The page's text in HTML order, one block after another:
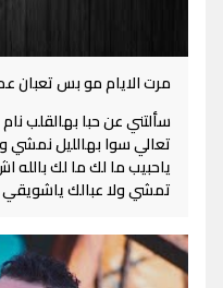
مرت الايام مو بس تعبان
سألتني عن حبا بهالقلب
تعالي سوا بهالليل نمشي
ياحبيب ما لك ما لك بالله
تمشي ولا عبالك ياشويقي